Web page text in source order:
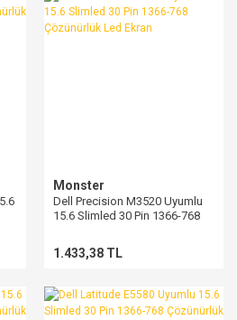
Monster
Dell Precision M3520 Uyumlu
15.6 Slimled 30 Pin 1366-768
1.433,38 TL